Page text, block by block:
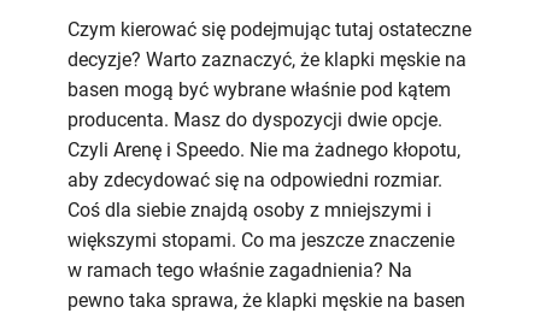
Czym kierować się podejmując tutaj ostateczne
decyzje? Warto zaznaczyć, że klapki męskie na
basen mogą być wybrane właśnie pod kątem
producenta. Masz do dyspozycji dwie opcje.
Czyli Arenę i Speedo. Nie ma żadnego kłopotu,
aby zdecydować się na odpowiedni rozmiar.
Coś dla siebie znajdą osoby z mniejszymi i
większymi stopami. Co ma jeszcze znaczenie
w ramach tego właśnie zagadnienia? Na
pewno taka sprawa, że klapki męskie na basen